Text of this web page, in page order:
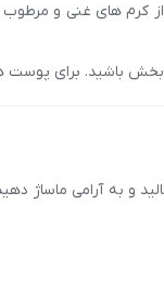
های غنی و مرطوب
بخش باشید. برای
و به آرامی ماساژ